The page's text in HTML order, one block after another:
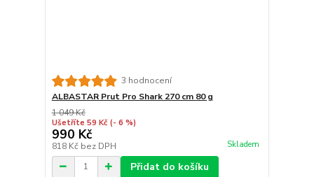
3 hodnocení
ALBASTAR Prut Pro Shark 270 cm 80 g
1 049 Kč
Ušetříte 59 Kč (- 6 %)
990 Kč
818 Kč bez DPH Skladem
Přidat do košíku